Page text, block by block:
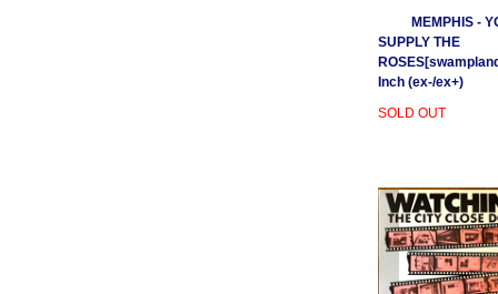
MEMPHIS -
SUPPLY THE
Inch (ex-/ex+)
SOLD OUT